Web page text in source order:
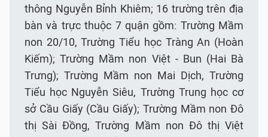
thông Nguyễn Bỉnh Khiêm; 16 trường trên địa
bàn và trực thuộc 7 quận gồm: Trường Mầm
non 20/10, Trường Tiểu học Tràng An (Hoàn
Kiếm); Trường Mầm non Việt - Bun (Hai Bà
Trưng); Trường Mầm non Mai Dịch, Trường
Tiểu học Nguyễn Siêu, Trường Trung học cơ
sở Cầu Giấy (Cầu Giấy); Trường Mầm non Đô
thị Sài Đồng, Trường Mầm non Đô thị Việt